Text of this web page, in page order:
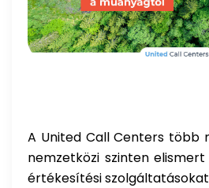
A United Call Centers több
nemzetközi szinten
értékesítési